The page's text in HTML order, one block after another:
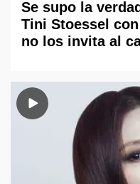
Se supo la
Tini Stoessel
no los invita al